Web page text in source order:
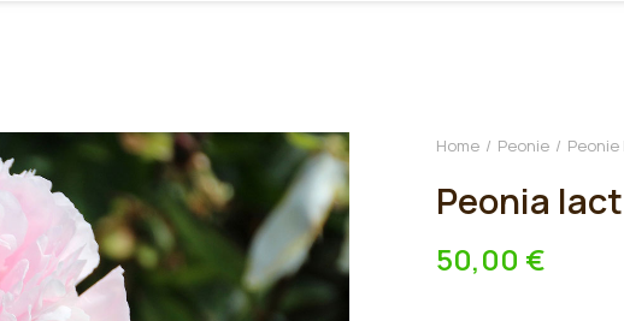
Home Peonie
Peonia
50,00 €